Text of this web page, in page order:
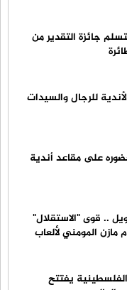
جائزة التقدير من
للرجال والسيدات
على مقاعد أندية
.. قوى "الاستقلال"
مازن المومني لألعاب
يفتتح